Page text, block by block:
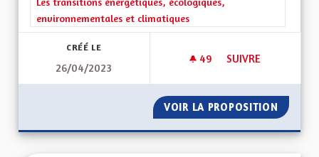
environnementales et climatiques
CRÉÉ LE
26/04/2023
49 49 ABONNÉS
SUIVRE
VOIR LA PROPOSITION